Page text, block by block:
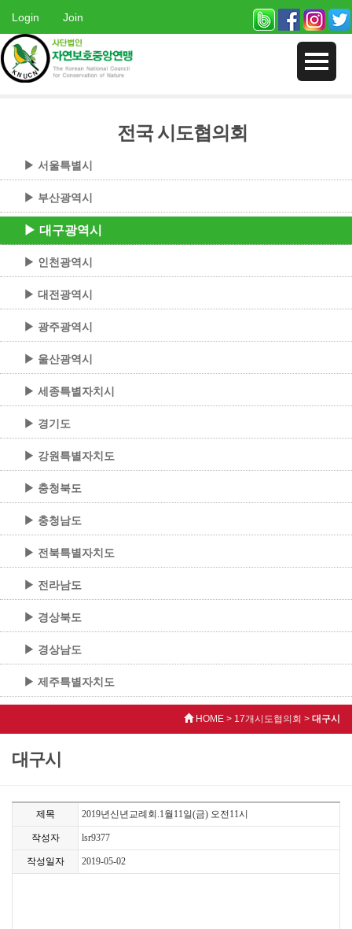
Login Join
전국 시도협의회
▶ 서울특별시
▶ 부산광역시
▶ 대구광역시
▶ 인천광역시
▶ 대전광역시
▶ 광주광역시
▶ 울산광역시
▶ 세종특별자치시
▶ 경기도
▶ 강원특별자치도
▶ 충청북도
▶ 충청남도
▶ 전북특별자치도
▶ 전라남도
▶ 경상북도
▶ 경상남도
▶ 제주특별자치도
HOME > 17개시도협의회 > 대구시
대구시
제목 2019년신년교례회.1월11일(금) 오전11시
작성자 lsr9377
작성일자 2019-05-02